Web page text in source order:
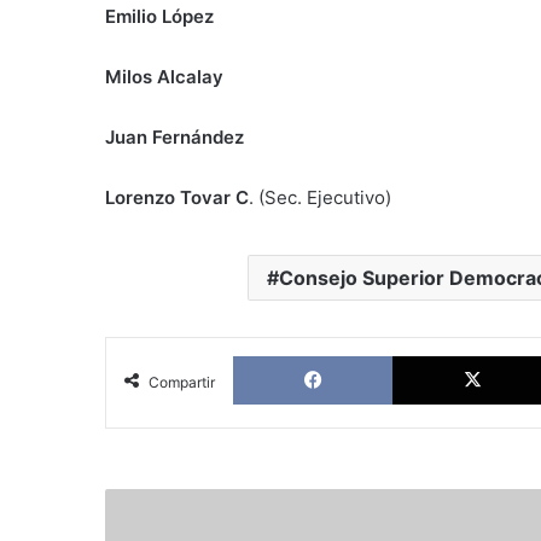
Emilio López
Milos Alcalay
Juan Fernández
Lorenzo Tovar C. (Sec. Ejecutivo)
Consejo Superior
Compartir
Facebook